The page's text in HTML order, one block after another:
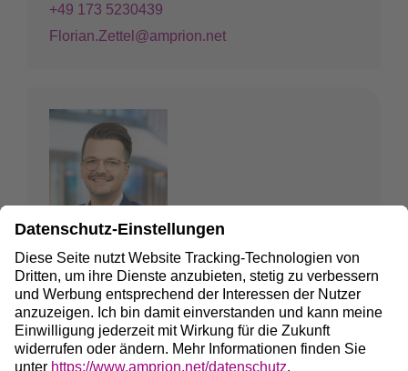
+49 173 5230439
Florian.Zettel@amprion.net
Jonas Laudage
Projektsprecher Windader West und Korridor B
(Niedersachsen)